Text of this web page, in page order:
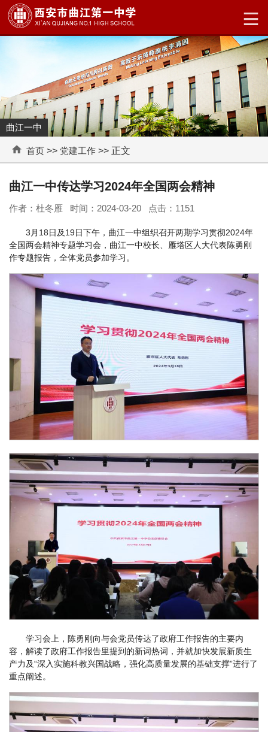
曲江一中
首页 >> 党建工作 >> 正文
曲江一中传达学习2024年全国两会精神
作者：杜冬雁 时间：2024-03-20 点击： 1151
3月18日及19日下午，曲江一中组织召开两期学习贯彻2024年
全国两会精神专题学习会，曲江一中校长、雁塔区人大代表陈勇刚
作专题报告，全体党员参加学习。
学习会上，陈勇刚向与会党员传达了政府工作报告的主要内
容，解读了政府工作报告里提到的新词热词，并就加快发展新质生
产力及“深入实施科教兴国战略，强化高质量发展的基础支撑”进行了
重点阐述。